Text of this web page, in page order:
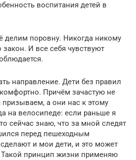
воспитания детей в
делим поровну. Никогда никому
И все себя чувствуют
направление. Дети без правил
Причём зачастую не
а они нас к этому
на велосипеде: если раньше я
сейчас знаю, что за мной следят
перед пешеходным
и мои дети, и это может
Такой принцип жизни применяю